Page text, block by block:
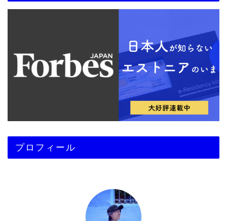
プロフィール